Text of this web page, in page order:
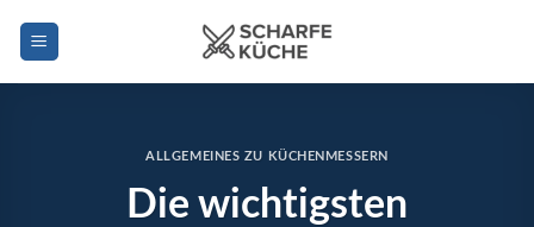
Inhalt
ALLGEMEINES ZU KÜCHENMESSERN
Die wichtigsten